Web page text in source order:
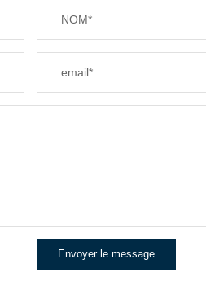
NOM*
email*
Envoyer le message